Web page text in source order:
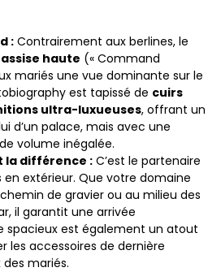
:Contrairement aux berlines, le
assise haute (« Command
mariés une vue dominante sur le
est tapissé de cuirs
ultra-luxueuses, offrant un
d’un palace, mais avec une
volume inégalée.
la différence :C’est le partenaire
en extérieur. Que votre domaine
de gravier ou au milieu des
il garantit une arrivée
spacieux est également un atout
les accessoires de dernière
mariés.